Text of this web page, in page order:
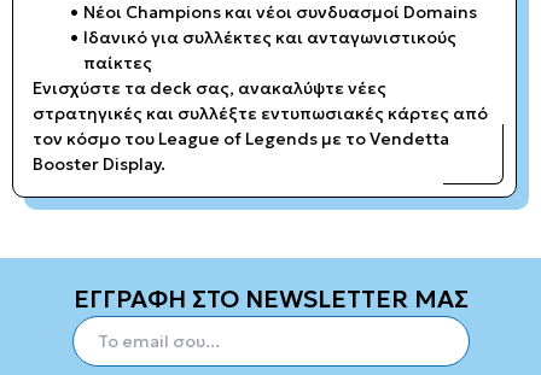
Νέοι Champions και νέοι συνδυασμοί Domains
Ιδανικό για συλλέκτες και ανταγωνιστικούς
παίκτες
Ενισχύστε τα deck σας, ανακαλύψτε νέες
στρατηγικές και συλλέξτε εντυπωσιακές κάρτες από
τον κόσμο του League of Legends με το Vendetta
Booster Display.
ΕΓΓΡΑΦΗ ΣΤΟ NEWSLETTER ΜΑΣ